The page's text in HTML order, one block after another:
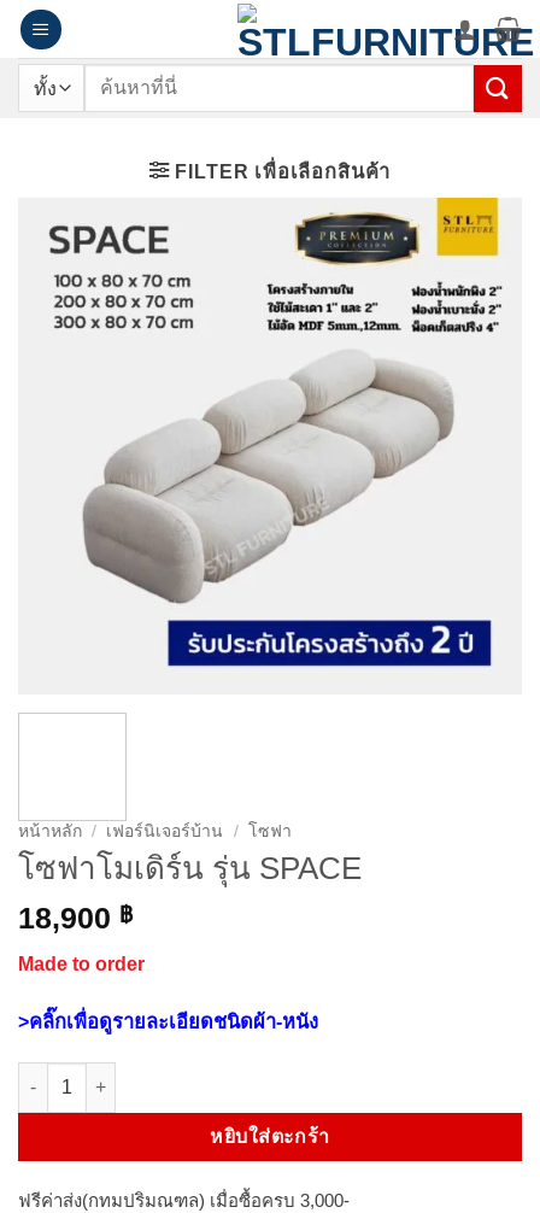
ข้าม
เนื้อหา
ค้นหา:
FILTER เพื่อเลือกสินค้า
หน้าหลัก / เฟอร์นิเจอร์บ้าน / โซฟา
โซฟาโมเดิร์น รุ่น SPACE
18,900 ฿
Made to order
>คลิ๊กเพื่อดูรายละเอียดชนิดผ้า-หนัง
จำนวน โซฟาโมเดิร์น รุ่น SPACE ชิ้น
หยิบใส่ตะกร้า
ฟรีค่าส่ง(กทมปริมณฑล) เมื่อซื้อครบ 3,000-